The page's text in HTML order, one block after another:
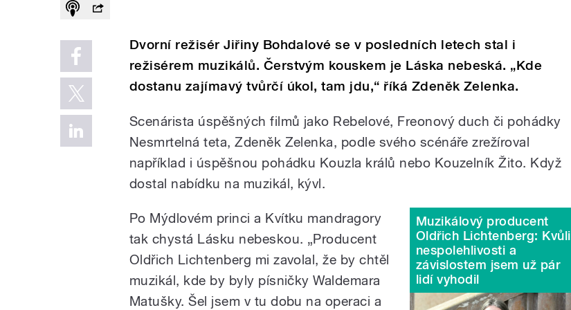
Dvorní režisér Jiřiny Bohdalové se v posledních letech stal i
režisérem muzikálů. Čerstvým kouskem je Láska nebeská. „Kde
dostanu zajímavý tvůrčí úkol, tam jdu,“ říká Zdeněk Zelenka.
Scenárista úspěšných filmů jako Rebelové, Freonový duch či pohádky
Nesmrtelná teta, Zdeněk Zelenka, podle svého scénáře zrežíroval
například i úspěšnou pohádku Kouzla králů nebo Kouzelník Žito. Když
dostal nabídku na muzikál, kývl.
Muzikálový producent
Oldřich Lichtenberg: Kvůli
nespolehlivosti a
závislostem jsem už pár
lidí vyhodil
Po Mýdlovém princi a Kvítku mandragory
tak chystá Lásku nebeskou. „Producent
Oldřich Lichtenberg mi zavolal, že by chtěl
muzikál, kde by byly písničky Waldemara
Matušky. Šel jsem v tu dobu na operaci a